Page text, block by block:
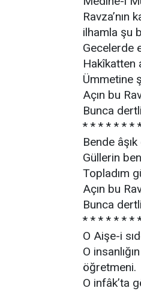
Ravza’nın
ilhamla şu
Gecelerde
Hakîkatten
Ümmetine
Açın bu
Bunca
* * * * * * *
Bende
Güllerin
Topladım
Açın bu
Bunca
* * * * * * *
O Aişe-i
O
öğretmeni.
O infâk’ta